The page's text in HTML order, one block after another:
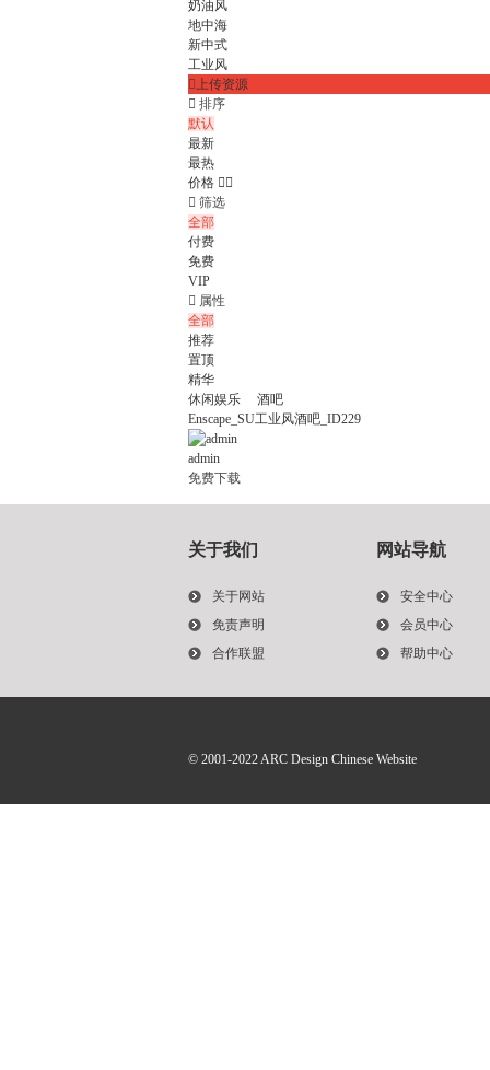
奶油风
地中海
新中式
工业风
上传资源
 排序
默认
最新
最热
价格 
 筛选
全部
付费
免费
VIP
 属性
全部
推荐
置顶
精华
休闲娱乐
酒吧
Enscape_SU工业风酒吧_ID229
admin
免费下载
关于我们
关于网站
免责声明
合作联盟
网站导航
安全中心
会员中心
帮助中心
© 2001-2022ARC Design Chinese Website